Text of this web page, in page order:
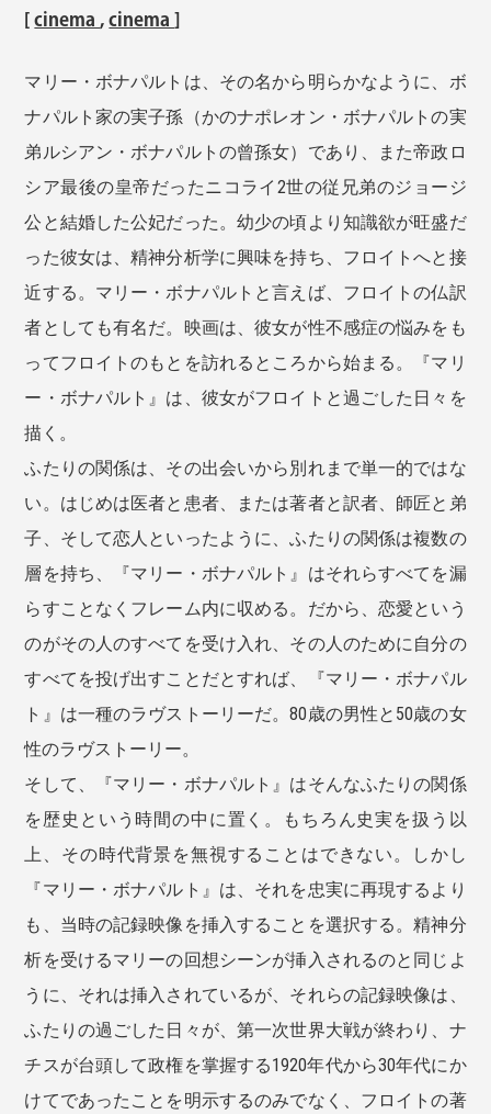
[cinema,cinema]
マリー・ボナパルトは、その名から明らかなように、ボ
ナパルト家の実子孫（かのナポレオン・ボナパルトの実
弟ルシアン・ボナパルトの曾孫女）であり、また帝政ロ
シア最後の皇帝だったニコライ2世の従兄弟のジョージ
公と結婚した公妃だった。幼少の頃より知識欲が旺盛だ
った彼女は、精神分析学に興味を持ち、フロイトへと接
近する。マリー・ボナパルトと言えば、フロイトの仏訳
者としても有名だ。映画は、彼女が性不感症の悩みをも
ってフロイトのもとを訪れるところから始まる。『マリ
ー・ボナパルト』は、彼女がフロイトと過ごした日々を
描く。
ふたりの関係は、その出会いから別れまで単一的ではな
い。はじめは医者と患者、または著者と訳者、師匠と弟
子、そして恋人といったように、ふたりの関係は複数の
層を持ち、『マリー・ボナパルト』はそれらすべてを漏
らすことなくフレーム内に収める。だから、恋愛という
のがその人のすべてを受け入れ、その人のために自分の
すべてを投げ出すことだとすれば、『マリー・ボナパル
ト』は一種のラヴストーリーだ。80歳の男性と50歳の女
性のラヴストーリー。
そして、『マリー・ボナパルト』はそんなふたりの関係
を歴史という時間の中に置く。もちろん史実を扱う以
上、その時代背景を無視することはできない。しかし
『マリー・ボナパルト』は、それを忠実に再現するより
も、当時の記録映像を挿入することを選択する。精神分
析を受けるマリーの回想シーンが挿入されるのと同じよ
うに、それは挿入されているが、それらの記録映像は、
ふたりの過ごした日々が、第一次世界大戦が終わり、ナ
チスが台頭して政権を掌握する1920年代から30年代にか
けてであったことを明示するのみでなく、フロイトの著